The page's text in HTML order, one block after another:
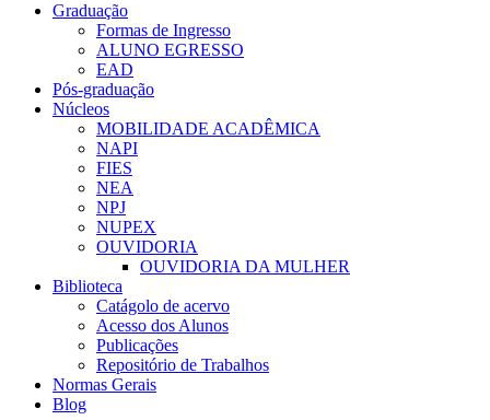
Graduação
Formas de Ingresso
ALUNO EGRESSO
EAD
Pós-graduação
Núcleos
MOBILIDADE ACADÊMICA
NAPI
FIES
NEA
NPJ
NUPEX
OUVIDORIA
OUVIDORIA DA MULHER
Biblioteca
Catágolo de acervo
Acesso dos Alunos
Publicações
Repositório de Trabalhos
Normas Gerais
Blog